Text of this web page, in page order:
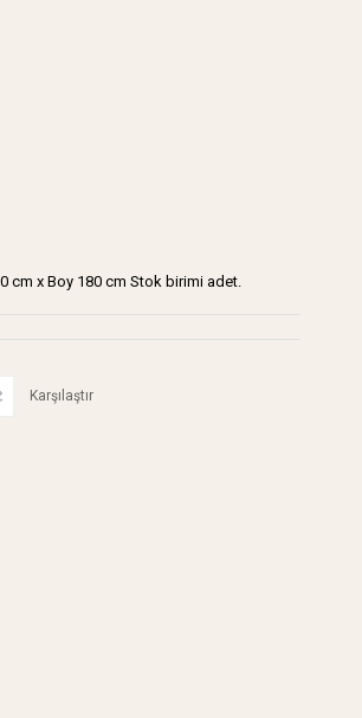
cm x Boy 180 cm Stok birimi adet.
Karşılaştır